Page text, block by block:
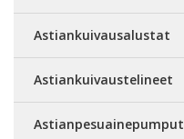
Astiankuivausalustat
Astiankuivaustelineet
Astianpesuainepumput